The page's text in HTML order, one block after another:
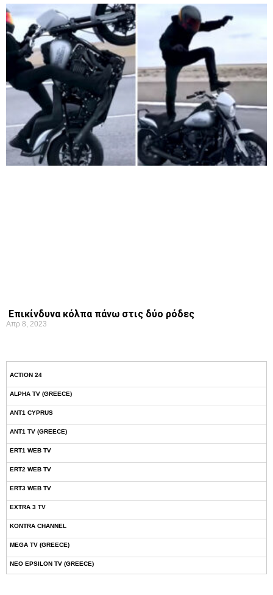
Επικίνδυνα κόλπα πάνω στις δύο ρόδες
Απρ 8, 2023
ACTION 24
ALPHA TV (GREECE)
ANT1 CYPRUS
ANT1 TV (GREECE)
ERT1 WEB TV
ERT2 WEB TV
ERT3 WEB TV
EXTRA 3 TV
KONTRA CHANNEL
MEGA TV (GREECE)
NEO EPSILON TV (GREECE)